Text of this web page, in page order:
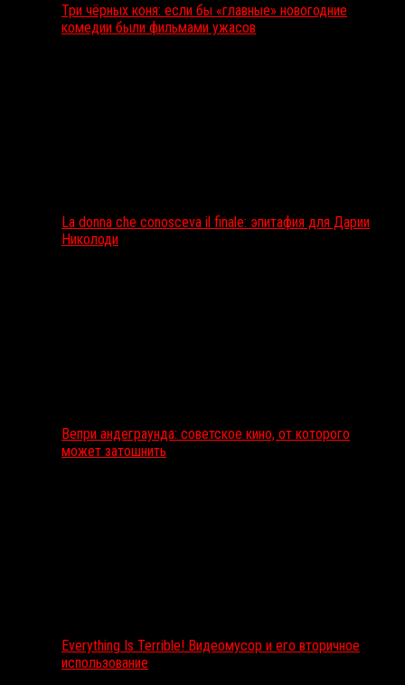
Три чёрных коня: если бы «главные» новогодние
комедии были фильмами ужасов
La donna che conosceva il finale: эпитафия для Дарии
Николоди
Вепри андеграунда: советское кино, от которого
может затошнить
Everything Is Terrible! Видеомусор и его вторичное
использование